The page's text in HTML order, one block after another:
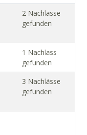
2 Nachlässe
gefunden
1 Nachlass
gefunden
3 Nachlässe
gefunden